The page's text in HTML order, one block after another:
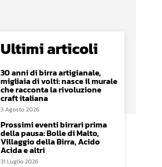
Ultimi articoli
30 anni di birra artigianale,
migliaia di volti: nasce il murale
che racconta la rivoluzione
craft italiana
3 Agosto 2026
Prossimi eventi birrari prima
della pausa: Bolle di Malto,
Villaggio della Birra, Acido
Acida e altri
31 Luglio 2026